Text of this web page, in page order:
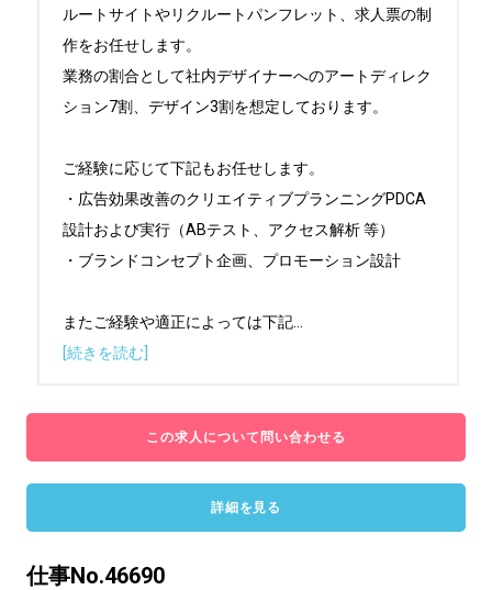
ルートサイトやリクルートパンフレット、求人票の制
作をお任せします。
業務の割合として社内デザイナーへのアートディレク
ション7割、デザイン3割を想定しております。
ご経験に応じて下記もお任せします。
・広告効果改善のクリエイティブプランニングPDCA
設計および実行（ABテスト、アクセス解析 等）
・ブランドコンセプト企画、プロモーション設計
またご経験や適正によっては下記
[続きを読む]
この求人について問い合わせる
詳細を見る
仕事No.46690